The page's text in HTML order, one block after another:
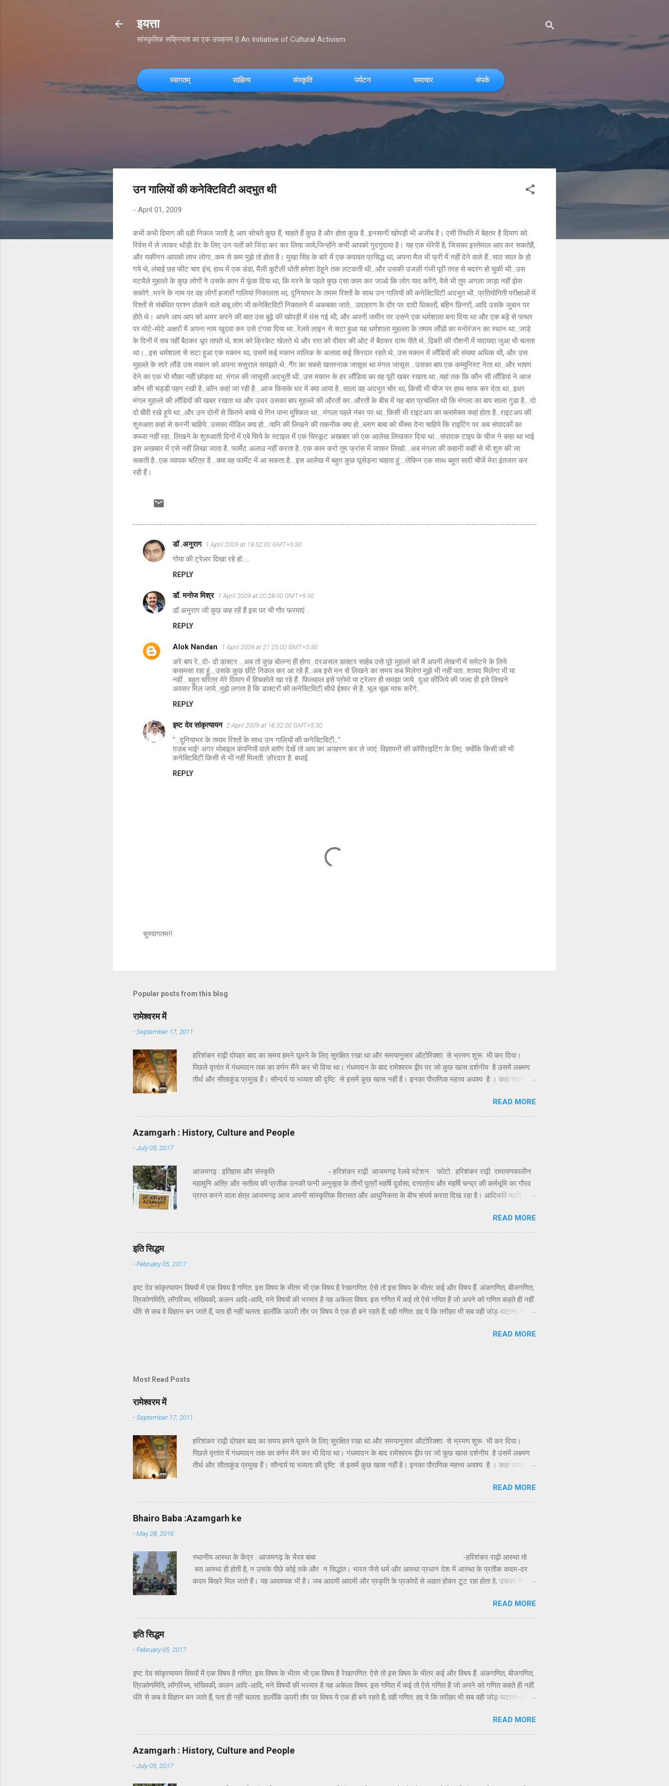
इयत्ता
सांस्कृतिक सक्रियता का एक उपक्रम || An Initiative of Cultural Activism
स्वागतम् साहित्य संस्कृति पर्यटन समाचार संपर्क
उन गालियों की कनेक्टिविटी अदभुत थी
- April 01, 2009
कभी कभी दिमाग की दही निकल जाती है, आप सोचते कुछ हैं, चाहते हैं कुछ है और होता कुछ है...इनसानी खोपड़ी भी अजीब है। एसी स्थिति में बेहतर है दिमाग को
रिर्वस में ले जाकर थोड़ी देर के लिए उन पलों को जिंदा कर कर लिया जाये,जिन्होंने कभी आपको गुदगुदाया है। यह एक थेरेपी है, जिसका इस्तेमाल आप कर सकतेहैं,
और यकीनन आपको लाभ लोगा...कम से कम मुझे तो होता है। मुखा सिंह के बारे में एक कवावत प्रसिद्ध था, अपना मैल भी फ्री में नहीं देने वाले हैं...साठ साल के हो
गये थे, लंबाई छह फीट चार इंच, हाथ में एक डंडा, मैली कुटैली धोती हमेशा ठेहूने तक लटकती थी...और उसकी उजली गंजी पूरी तरह से बदरंग हो चुकी थी...उस
मटमैले मुहल्ले के कुछ लोगों ने उसके कान में फूंक दिया था, कि मरने के पहले कुछ एसा काम कर जाओ कि लोग याद करेंगे, वैसे भी तुम अगला जाड़ा नहीं झेस
सकोगे...मरने के नाम पर वह लोगों हजारों गालियां निकालता था, दुनियाभर के तमाम रिश्तों के साथ उन गालियों की कनेक्टिविटी अदभुत थी...प्रतियोगिती परीक्षाओं में
रिश्तों से संबंधित प्रश्न ठोकने वाले बाबू लोग भी कनेक्टिविटी निकालने में अकबका जाते....उदाहरण के दौर पर दादी धिकलों, बहिन छिनरों, आदि उसके जुबान पर
होते थे। अपने आप आप को अमर करने की बात उस बुढ़े की खोपड़ी में धंस गई थी, और अपनी जमीन पर उसने एक धर्मशाला बना दिया था और एक बड़े से पत्थर
पर मोटे-मोटे अक्षरों में अपना नाम खुदवा कर उसे टंगवा दिया था...रेलवे लाइन से सटा हुआ यह धर्मशाला मुहल्ला के तमाम लौंडो का मनोरंजन का स्थान था...जाड़े
के दिनों में सब यहीं बैठकर धूप तापते थे, शाम को क्रिकेट खेलते थे और रात को दीवार की ओट में बैठकर दारू पीते थे...ढिबरी की रौशनी में यदायदा जुआ भी चलता
था।...इस धर्मशाला से सटा हुआ एक मकान था, उसमें कई मकान मालिक के अलावा कई किरदार रहते थे...उस मकान में लौंडियों की संख्या अधिक थी, और उस
मुहल्ले के सारे लौंडे उस मकान को अपना ससुराल समझते थे...गैंग का सबसे खतरनाक जासूस था मंगल जासूस....उसका बाप एक कम्युनिस्ट नेता था...और भाषण
देने का एक भी मौका नहीं छोड़ता था...मंगल की जासूसी अदभुती थी...उस मकान के हर लौंडिया का वह पूरी खबर रखता था...यहां तक कि कौन सी लौंडियां ने आज
कौन सी चड्डी पहन रखी है...कौन कहां जा रही है....आज किसके घर में क्या आया है...साला वह अदभुत चोर था, किसी भी चीज पर हाथ साफ कर देता था...इधर
मंगल मुहल्ले की लौंडियों की खबर रखता था और उधर उसका बाप मुहल्ले की औरतों का...औरतों के बीच में यह बात प्रचलित थी कि मंगला का बाप साला गुंडा है....दो
दो बीवी रखे हुये था...और उन दोनों से कितने बच्चे थे गिन पाना मुश्किल था....मंगला पहले नंबर पर था...किसी भी राइटअप का क्लामेक्स कहां होता है...राइटअप की
शुरुआत कहां से करनी चाहिये...उसका मीडिल क्या हो....यानि की लिखने की तकनीक क्या हो...ब्लाग बाबा को थैंक्स देना चाहिये कि राइटिंग पर अब संपादकों का
कब्जा नहीं रहा...लिखने के शुरुआती दिनों में एबे सिये के स्टाइल में एक चिरकूट अखबार को एक आलेख लिखकर दिया था....संपादक टाइप के चीज ने कहा था भाई
इस अखबार में एसे नहीं लिखा जाता है...फार्मेट अलाउ नहीं करता है...एक काम करो तुम फ्रांस में जाकर लिखो....अब मंगला की कहानी कहीं से भी शुरु की जा
सकती है...एक व्यापक चरित्र है....क्या वह फार्मेट में आ सकता है....इस आलेख में बहुत कुछ घूसेड़ना चाहता हूं....लेकिन एक साथ बहुत सारी चीजें मेरा इंतजार कर
रही हैं।
C
m
e
s
डॉ .अनुराग 1 April 2009 at 19:52:00 GMT+5:30
गोया की ट्रेलर दिखा रहे हो.....
REPLY
डॉ. मनोज मिश्र 1 April 2009 at 20:28:00 GMT+5:30
डॉ अनुराग जी कुछ कह रहें हैं इस पर भी गौर फरमाएं .
REPLY
Alok Nandan 1 April 2009 at 21:25:00 GMT+5:30
अरे बाप रे...दो- दो डाक्टर ...अब तो कुछ बोलना ही होगा...दरअसल डाक्टर साहेब उसे पूरे मुहल्ले को मैं अपनी लेखनी में समेटने के लिये
कसमसा रहा हूं....उसके कुछ छींटे निकल कर आ रहे हैं...अब इसे मन से लिखने का समय कब मिलेगा मुझे भी नहीं पता...शायद मिलेगा भी या
नहीं....बहुत चरित्र मेरे दिमाग में हिचकोले खा रहे हैं...फिलहाल इसे प्रोमो या ट्रेलर ही समझा जाये...दुआ कीजिये की जल्द ही इसे लिखने
अवसर मिल जाये...मुझे लगता है कि डाक्टरों की कनेक्टिविटी सीधे ईश्वर से है...भूल चूक माफ करेंगे..
REPLY
इष्ट देव सांकृत्यायन 2 April 2009 at 16:32:00 GMT+5:30
"...दुनियाभर के तमाम रिश्तों के साथ उन गालियों की कनेक्टिविटी..."
ग़ज़ब भाई! अगर मोबाइल कंपनियों वाले ब्लॉग देखें तो आप का अपहरण कर ले जाएं. विज्ञापनों की कॉपीराइटिंग के लिए. क्योंकि किसी की भी
कनेक्टिविटी किसी से भी नहीं मिलती. ज़ोरदार है. बधाई.
REPLY
o
m
n
सुस्वागतम!!
Popular posts from this blog
रामेश्वरम में
-September 17, 2011
हरिशंकर राढ़ी दोपहर बाद का समय हमने घूमने के लिए सुरक्षित रखा था और समयानुसार ऑटोरिक्शा से भ्रमण शुरू भी कर दिया।
पिछले वृत्तांत में गंधमादन तक का वर्णन मैंने कर भी दिया था। गंधमादन के बाद रामेश्वरम द्वीप पर जो कुछ खास दर्शनीय है उसमें लक्ष्मण
तीर्थ और सीताकुंड प्रमुख हैं। सौन्दर्य या भव्यता की दृष्टि से इसमें कुछ खास नहीं है। इनका पौराणिक महत्त्व अवश्य है । कहा जाता है
सेतु को दिखाने के लिए और अपने आराध्य भगवान शिव के प्रति कृतज्ञता प्रकट करने के लिए पुष्पक विमान को इस द्वीप पर उतारा था
और भगवान शिव की पूजा की थी। यहाँ पर श्रीराम,सीताजी और लक्ष्मणजी ने पूजा के लिए विशेष कुंड बनाए और उसके जल से अभिषेक
किया । इन्हीं कुंडों का नाम रामतीर्थ, सीताकुंड और लक्ष्मण तीर्थ है । हाँ, यहाँ सफाई और व्यवस्था नहीं मिलती और यह देखकर दुख
अवश्य होता है। स्थानीय दर्शनों में हनुमा...
READ MORE
Azamgarh : History, Culture and People
-July 05, 2017
आजमगढ़ : इतिहास और संस्कृति - हरिशंकर राढ़ी आजमगढ़ रेलवे स्टेशन फोटो : हरिशंकर राढ़ी रामायणकालीन
महामुनि अत्रि और सतीत्व की प्रतीक उनकी पत्नी अनुसूया के तीनों पुत्रों महर्षि दुर्वासा, दत्तात्रेय और महर्षि चन्द्र की कर्मभूमि का गौरव
प्राप्त करने वाला क्षेत्र आजमगढ़ आज अपनी सांस्कृतिक विरासत और आधुनिकता के बीच संघर्ष करता दिख रहा है। आदिकवि महर्षि
सौन्दर्य को छिपाए अपने अतीत का अवलोकन करता प्रतीत हो रहा है। आजमगढ़ को अपनी आज की स्थिति पर गहरा क्षोभ और दुख जरूर
हो रहा होगा कि जिस गरिमा और सौष्ठव से उसकी पहचान थी, वह अतीत में कहीं खो गयी है और चंद धार्मिक उन्मादी और बर्बर उसकी
READ MORE
इति सिद्धम
-February 05, 2017
इष्ट देव सांकृत्यायन विषयों में एक विषय है गणित. इस विषय के भीतर भी एक विषय है रेखागणित. ऐसे तो इस विषय के भीतर कई और विषय हैं. अंकगणित, बीजगणित,
त्रिकोणमिति, लॉगरिथ्म, संख्यिकी, कलन आदि-आदि, मने विषयों की भरमार है यह अकेला विषय. इस गणित में कई तो ऐसे गणित हैं जो अपने को गणित कहते ही नहीं.
धीरे से कब वे विज्ञान बन जाते हैं, पता ही नहीं चलता. हालाँकि ऊपरी तौर पर विषय ये एक ही बने रहते हैं; वही गणित. हद्द ये कि तरीक़ा भी सब वही जोड़-घटाना-गुणा-
की क्या ज़रूरत थी! वही रहने दिया होता. हमारे ऋषि-मुनियों ने बार-बार विषय वासना से बचने का उपदेश क्यों दिया, इसका अनुभव मुझे गणित नाम के विषय से सघन
READ MORE
Most Read Posts
रामेश्वरम में
-September 17, 2011
हरिशंकर राढ़ी दोपहर बाद का समय हमने घूमने के लिए सुरक्षित रखा था और समयानुसार ऑटोरिक्शा से भ्रमण शुरू भी कर दिया।
पिछले वृत्तांत में गंधमादन तक का वर्णन मैंने कर भी दिया था। गंधमादन के बाद रामेश्वरम द्वीप पर जो कुछ खास दर्शनीय है उसमें लक्ष्मण
तीर्थ और सीताकुंड प्रमुख हैं। सौन्दर्य या भव्यता की दृष्टि से इसमें कुछ खास नहीं है। इनका पौराणिक महत्त्व अवश्य है । कहा जाता है
सेतु को दिखाने के लिए और अपने आराध्य भगवान शिव के प्रति कृतज्ञता प्रकट करने के लिए पुष्पक विमान को इस द्वीप पर उतारा था
और भगवान शिव की पूजा की थी। यहाँ पर श्रीराम,सीताजी और लक्ष्मणजी ने पूजा के लिए विशेष कुंड बनाए और उसके जल से अभिषेक
किया । इन्हीं कुंडों का नाम रामतीर्थ, सीताकुंड और लक्ष्मण तीर्थ है । हाँ, यहाँ सफाई और व्यवस्था नहीं मिलती और यह देखकर दुख
अवश्य होता है। स्थानीय दर्शनों में हनुमा...
READ MORE
Bhairo Baba :Azamgarh ke
-May 28, 2016
स्थानीय आस्था के केंद्र : आजमगढ़ के भैरव बाबा -हरिशंकर राढ़ी आस्था तो
बस आस्था ही होती है, न उसके पीछे कोई तर्क और न सिद्धांत। भारत जैसे धर्म और आस्था प्रधान देश में आस्था के प्रतीक कदम-दर
कदम बिखरे मिल जाते हैं। यह आवश्यक भी है। जब आदमी आदमी और प्रकृति के प्रकोपों से आहत होकर टूट रहा होता है, उसका विश्वास
विशाल जनसंख्या को यदि कहीं से संबल मिलता है तो आस्था के इन केंद्रों से ही मिलता है। तर्कशास्त्र कितना भी सही हो, इतने व्यापक
स्तर पर वह किसी का सहारा नहीं बन सकता ! भैरव बाबा मंदिर का शिखर : छाया - हरिशंकर राढ़ी ऐसे ही आस्था का एक केंद्र उत्तर
READ MORE
इति सिद्धम
-February 05, 2017
इष्ट देव सांकृत्यायन विषयों में एक विषय है गणित. इस विषय के भीतर भी एक विषय है रेखागणित. ऐसे तो इस विषय के भीतर कई और विषय हैं. अंकगणित, बीजगणित,
त्रिकोणमिति, लॉगरिथ्म, संख्यिकी, कलन आदि-आदि, मने विषयों की भरमार है यह अकेला विषय. इस गणित में कई तो ऐसे गणित हैं जो अपने को गणित कहते ही नहीं.
धीरे से कब वे विज्ञान बन जाते हैं, पता ही नहीं चलता. हालाँकि ऊपरी तौर पर विषय ये एक ही बने रहते हैं; वही गणित. हद्द ये कि तरीक़ा भी सब वही जोड़-घटाना-गुणा-
की क्या ज़रूरत थी! वही रहने दिया होता. हमारे ऋषि-मुनियों ने बार-बार विषय वासना से बचने का उपदेश क्यों दिया, इसका अनुभव मुझे गणित नाम के विषय से सघन
परिचय के बाद ही हुआ. जहाँ तक मुझे याद आता है, रेखागणित जी से मेरा पाला पड़ा पाँचवीं कक्षा में. हालाँकि जब पहली-पहली बार इनसे परिचय हुआ तो बिंदु जी से
लेकर रेखा जी तक ऐसी सीधी-सादी लगीं कि अगर हमारे ज़माने में टीवी जी और उनके ज़रिये सूचनाक्रांति जी का प्रादुर्भाव ...
READ MORE
Azamgarh : History, Culture and People
-July 05, 2017